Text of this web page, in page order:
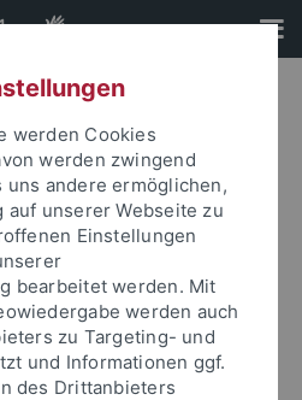
und Ihr Passwort an um sich
werden Cookies
werden zwingend
andere ermöglichen,
unserer Webseite zu
Einstellungen
bearbeitet werden. Mit
werden auch
zu Targeting- und
und Informationen ggf.
des Drittanbieters